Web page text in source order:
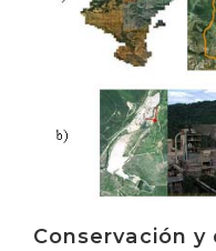
Conservación